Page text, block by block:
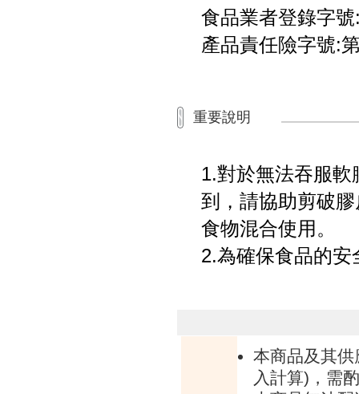
食品業者登錄字
產品責任險字號:
重要說明
1.對於無法吞服
到，請協助剪破
食物混合使用。
2.為確保食品的
本商品及其
入計算)，需